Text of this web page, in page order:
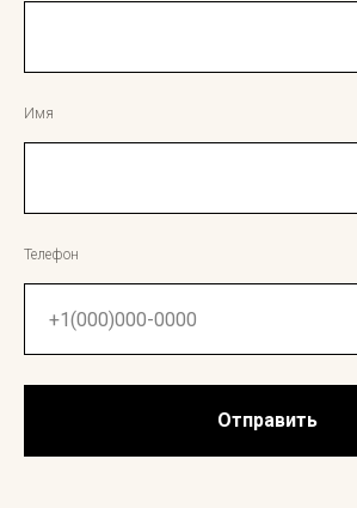
Имя
Телефон
Отправить